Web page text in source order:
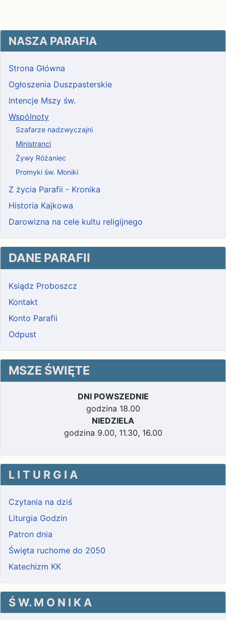
NASZA PARAFIA
Strona Główna
Ogłoszenia Duszpasterskie
Intencje Mszy św.
Wspólnoty
Szafarze nadzwyczajni
Ministranci
Żywy Różaniec
Promyki św. Moniki
Z życia Parafii - Kronika
Historia Kajkowa
Darowizna na cele kultu religijnego
DANE PARAFII
Ksiądz Proboszcz
Kontakt
Konto Parafii
Odpust
MSZE ŚWIĘTE
DNI POWSZEDNIE
godzina 18.00
NIEDZIELA
godzina 9.00, 11.30, 16.00
L I T U R G I A
Czytania na dziś
Liturgia Godzin
Patron dnia
Święta ruchome do 2050
Katechizm KK
Ś W. M O N I K A